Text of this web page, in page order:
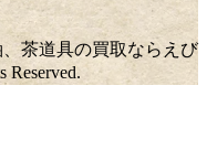
茶道具の買取ならえび